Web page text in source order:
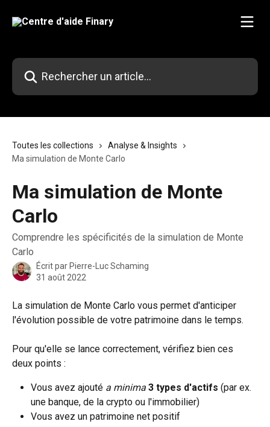
Rechercher un article...
Toutes les collections
Analyse & Insights
Ma simulation de Monte Carlo
Ma simulation de Monte
Carlo
Comprendre les spécificités de la simulation de Monte
Carlo
Écrit par Pierre-Luc Schaming
31 août 2022
La simulation de Monte Carlo vous permet d'anticiper
l'évolution possible de votre patrimoine dans le temps.
Pour qu'elle se lance correctement, vérifiez bien ces
deux points :
Vous avez ajouté a minima 3 types d'actifs (par ex.
une banque, de la crypto ou l'immobilier)
Vous avez un patrimoine net positif